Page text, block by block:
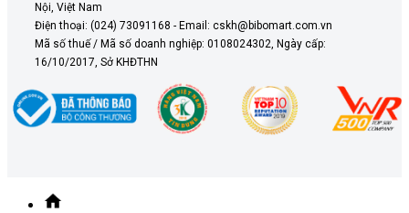
Nội, Việt Nam
Điện thoại: (024) 73091168 - Email: cskh@bibomart.com.vn
Mã số thuế / Mã số doanh nghiệp: 0108024302, Ngày cấp:
16/10/2017, Sở KHĐTHN